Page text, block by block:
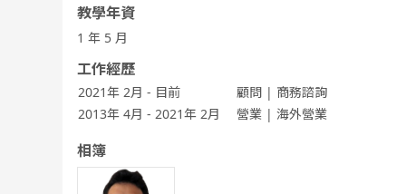
教學年資
1 年 5 月
工作經歷
2021年 2月 - 目前
顧問 | 商務諮詢
2013年 4月 - 2021年 2月
營業 | 海外營業
相簿